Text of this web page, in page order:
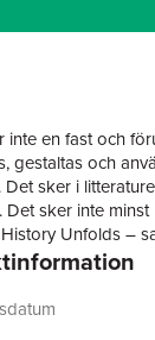
inte en fast och
gestaltas och
Det sker i
Det sker inte
Unfolds –
invigdes
en hätsk